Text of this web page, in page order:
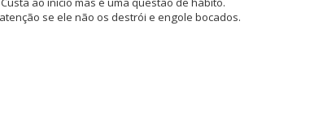
se ele não os destrói e engole bocados.